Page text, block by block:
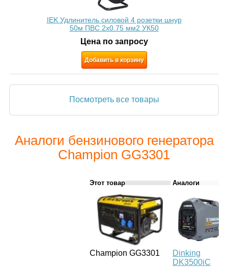
IEK Удлинитель силовой 4 розетки шнур
50м ПВС 2х0.75 мм2 УК50
Цена по запросу
Добавить в корзину
Посмотреть все товары
Аналоги бензинового генератора
Champion GG3301
Этот товар Аналоги
Champion GG3301
Dinking
DK3500iC